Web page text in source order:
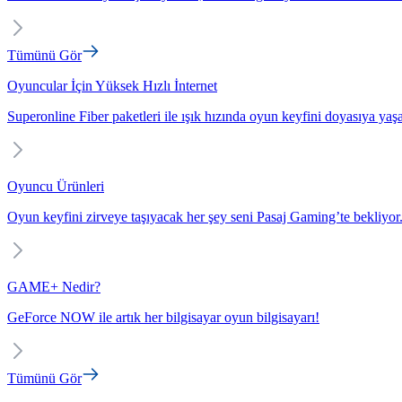
Tümünü Gör
Oyuncular İçin Yüksek Hızlı İnternet
Superonline Fiber paketleri ile ışık hızında oyun keyfini doyasıya
Oyuncu Ürünleri
Oyun keyfini zirveye taşıyacak her şey seni Pasaj Gaming’te bekliyor.
GAME+ Nedir?
GeForce NOW ile artık her bilgisayar oyun bilgisayarı!
Tümünü Gör